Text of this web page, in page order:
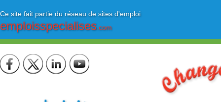
Ce site fait partie du réseau de sites d'emploi
emploisspecialises.com